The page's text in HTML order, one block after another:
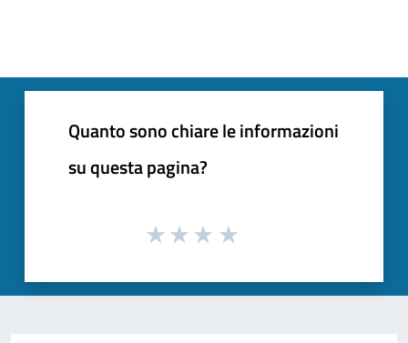
Quanto sono chiare le informazioni
su questa pagina?